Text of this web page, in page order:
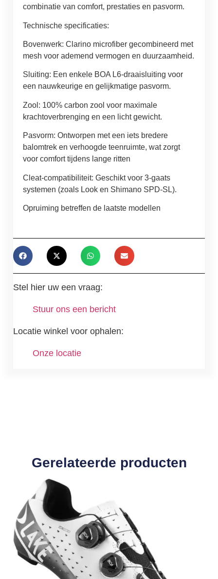
combinatie van comfort, prestaties en pasvorm.
Technische specificaties:
Bovenwerk: Clarino microfiber gecombineerd met
mesh voor ademend vermogen en duurzaamheid.
Sluiting: Een enkele BOA L6-draaisluiting voor
een nauwkeurige en gelijkmatige pasvorm.
Zool: 100% carbon zool voor maximale
krachtoverbrenging en een licht gewicht.
Pasvorm: Ontworpen met een iets bredere
balomtrek en verhoogde teenruimte, wat zorgt
voor comfort tijdens lange ritten
Cleat-compatibiliteit: Geschikt voor 3-gaats
systemen (zoals Look en Shimano SPD-SL).
Opruiming betreffen de laatste modellen
Stel hier uw een vraag:
Stuur ons een bericht
Locatie winkel voor ophalen:
Onze locatie
Gerelateerde producten